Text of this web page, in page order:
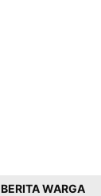
BERITA WARGA